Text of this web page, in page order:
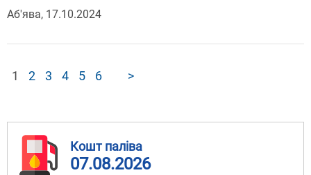
Аб'ява, 17.10.2024
1 2 3 4 5 6 >
Кошт паліва
07.08.2026